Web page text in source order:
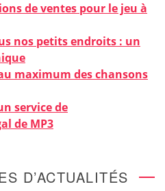
de ventes pour le jeu à
nos petits endroits : un
maximum des chansons
service de
de MP3
D’ACTUALITÉS